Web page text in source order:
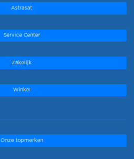
Astrasat
Service Center
Zakelijk
Winkel
Onze topmerken